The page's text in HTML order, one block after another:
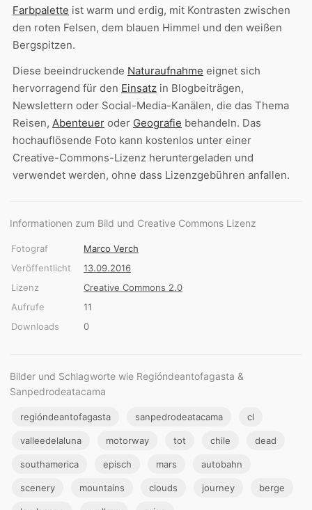
Farbpalette ist warm und erdig, mit Kontrasten zwischen
den roten Felsen, dem blauen Himmel und den weißen
Bergspitzen.
Diese beeindruckende Naturaufnahme eignet sich
hervorragend für den Einsatz in Blogbeiträgen,
Newslettern oder Social-Media-Kanälen, die das Thema
Reisen, Abenteuer oder Geografie behandeln. Das
hochauflösende Foto kann kostenlos unter einer
Creative-Commons-Lizenz heruntergeladen und
verwendet werden, ohne dass Lizenzgebühren anfallen.
Informationen zum Bild und Creative Commons Lizenz
Fotograf
Marco Verch
Veröffentlicht
13.09.2016
Lizenz
Creative Commons 2.0
Aufrufe
11
Downloads
0
Bilder und Schlagworte wie Regióndeantofagasta &
Sanpedrodeatacama
regióndeantofagasta sanpedrodeatacama cl
valleedelaluna motorway tot chile dead
southamerica episch mars autobahn
scenery mountains clouds journey berge